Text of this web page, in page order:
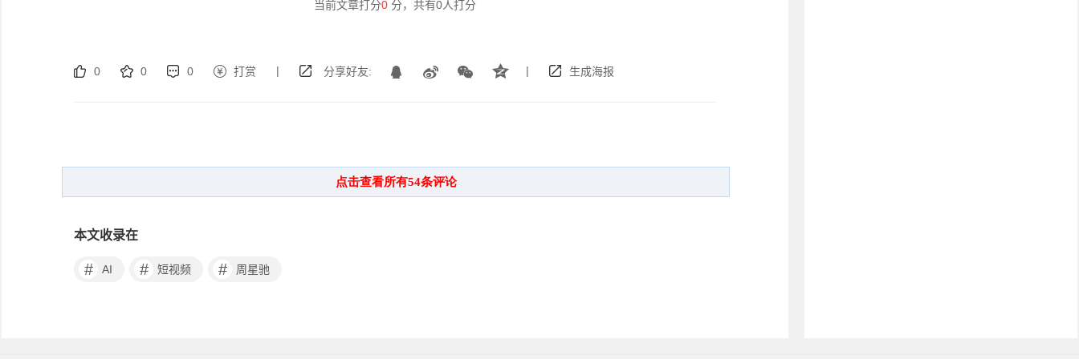
当前文章打分0 分，共有0人打分
0 0 0 打赏 | 分享好友: | 生成海报
本文收录在
# AI # 短视频 # 周星驰